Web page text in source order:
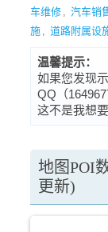
车维修 , 汽车销
施 , 道路附属设
温馨提示：
如果您发现
QQ（
这不是我想要
地图POI
更新)